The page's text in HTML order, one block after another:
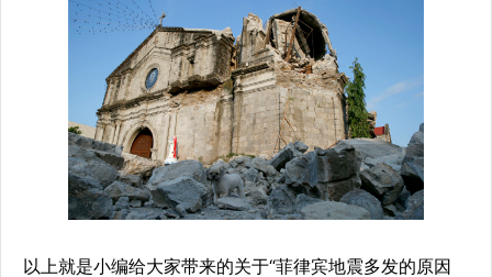
以上就是小编给大家带来的关于“菲律宾地震多发的原因